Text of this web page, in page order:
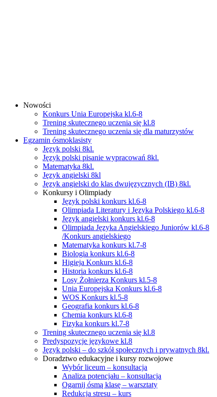
Nowości
Konkurs Unia Europejska kl.6-8
Trening skutecznego uczenia się kl.8
Trening skutecznego uczenia się dla maturzystów
Egzamin ósmoklasisty
Język polski 8kl.
Język polski pisanie wypracowań 8kl.
Matematyka 8kl.
Język angielski 8kl
Język angielski do klas dwujęzycznych (IB) 8kl.
Konkursy i Olimpiady
Język polski konkurs kl.6-8
Olimpiada Literatury i Języka Polskiego kl.6-8
Język angielski konkurs kl.6-8
Olimpiada Języka Angielskiego Juniorów kl.6-8
/Konkurs angielskiego
Matematyka konkurs kl.7-8
Biologia konkurs kl.6-8
Higieja Konkurs kl.6-8
Historia konkurs kl.6-8
Losy Żołnierza Konkurs kl.5-8
Unia Europejska Konkurs kl.6-8
WOS Konkurs kl.5-8
Geografia konkurs kl.6-8
Chemia konkurs kl.6-8
Fizyka konkurs kl.7-8
Trening skutecznego uczenia się kl.8
Predyspozycje językowe kl.8
Język polski – do szkół społecznych i prywatnych 8kl.
Doradztwo edukacyjne i kursy rozwojowe
Wybór liceum – konsultacja
Analiza potencjału – konsultacja
Ogarnij ósmą klasę – warsztaty
Redukcja stresu – kurs